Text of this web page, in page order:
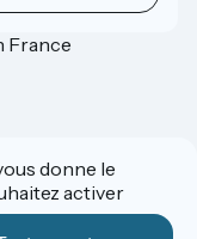
France
donne le
activer